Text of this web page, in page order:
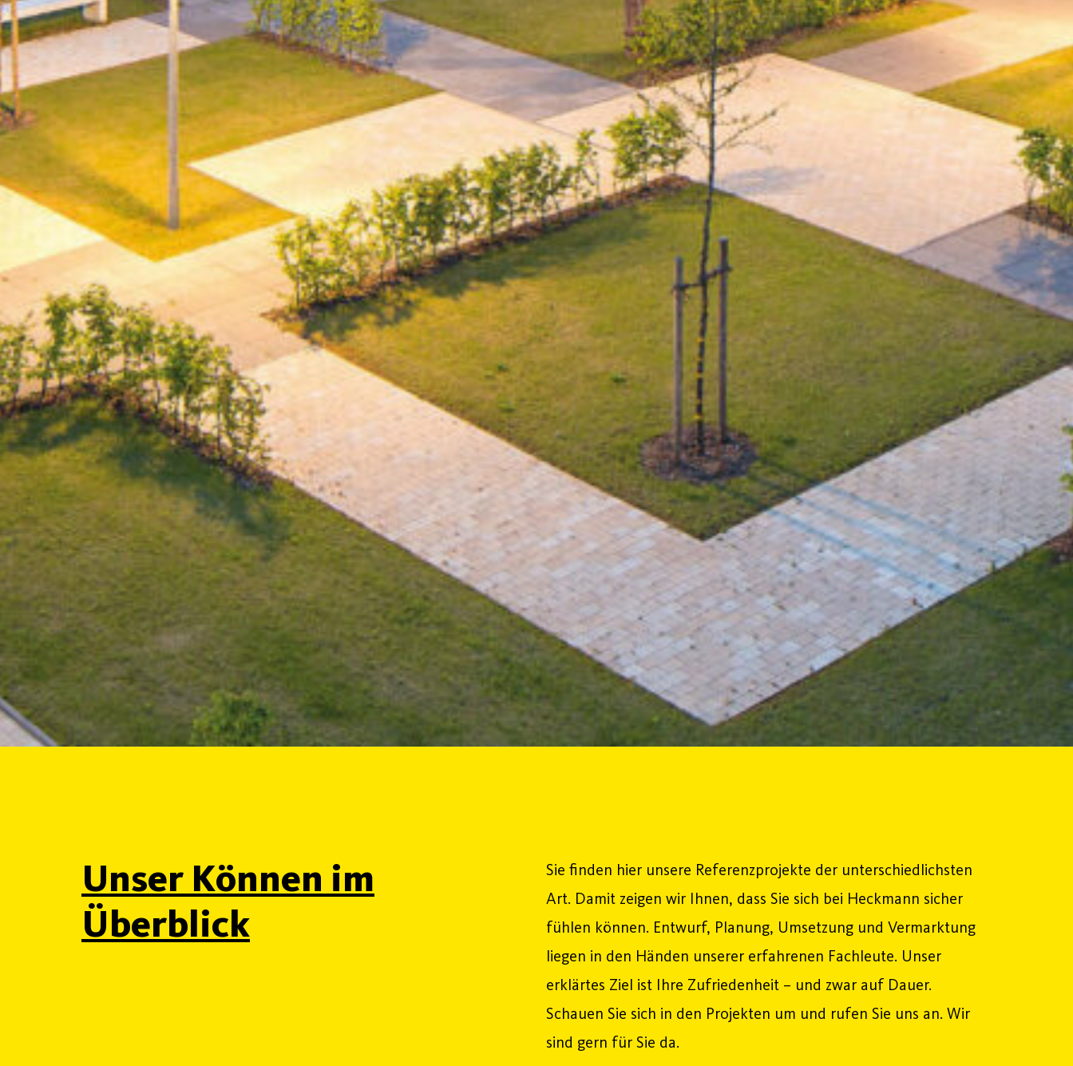
Unser Können im
Überblick
Sie finden hier unsere Referenzprojekte der unterschiedlichsten
Art. Damit zeigen wir Ihnen, dass Sie sich bei Heckmann sicher
fühlen können. Entwurf, Planung, Umsetzung und Vermarktung
liegen in den Händen unserer erfahrenen Fachleute. Unser
erklärtes Ziel ist Ihre Zufriedenheit – und zwar auf Dauer.
Schauen Sie sich in den Projekten um und rufen Sie uns an. Wir
sind gern für Sie da.